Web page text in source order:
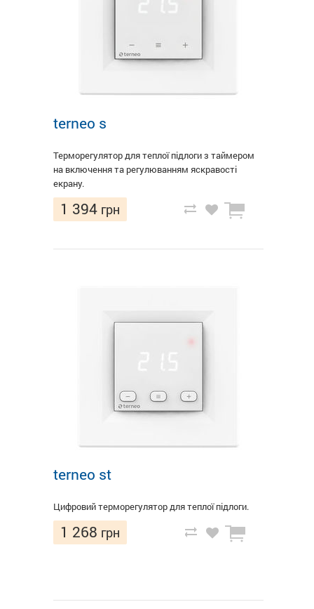
terneo s
Терморегулятор для теплої підлоги з таймером
на включення та регулюванням яскравості
екрану.
1 394 грн
terneo st
Цифровий терморегулятор для теплої підлоги.
1 268 грн